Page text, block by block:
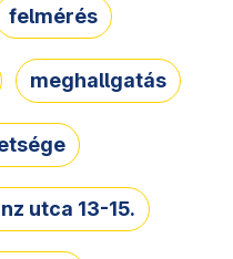
felmérés
meghallgatás
utca 13-15.